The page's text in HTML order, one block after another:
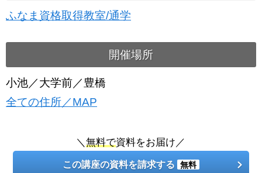
ふなま資格取得教室/通学
開催場所
小池／大学前／豊橋
全ての住所／MAP
＼無料で資料をお届け／
この講座の資料を請求する 無料